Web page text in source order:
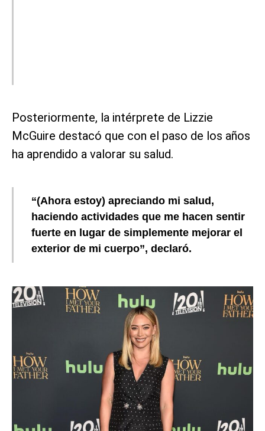
Posteriormente, la intérprete de Lizzie
McGuire destacó que con el paso de los años
ha aprendido a valorar su salud.
“(Ahora estoy) apreciando mi salud,
haciendo actividades que me hacen sentir
fuerte en lugar de simplemente mejorar el
exterior de mi cuerpo”, declaró.